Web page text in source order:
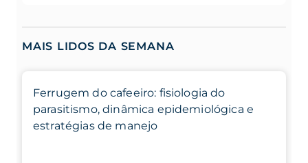
MAIS LIDOS DA SEMANA
Ferrugem do cafeeiro: fisiologia do
parasitismo, dinâmica epidemiológica e
estratégias de manejo